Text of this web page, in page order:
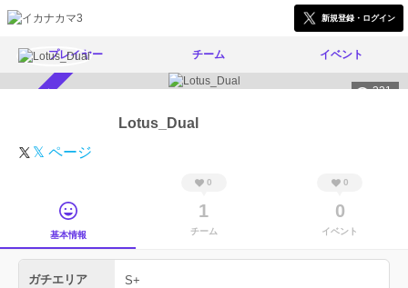
新規登録・ログイン
プレイヤー チーム イベント
321
Lotus_Dual
𝕏 ページ
基本情報
0
1
チーム
0
0
イベント
ガチエリア S+